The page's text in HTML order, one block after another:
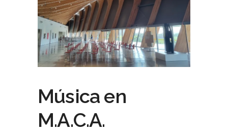
Música en
M.A.C.A.